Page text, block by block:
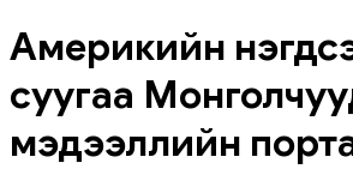
Америкийн
суугаа
мэдээллийн